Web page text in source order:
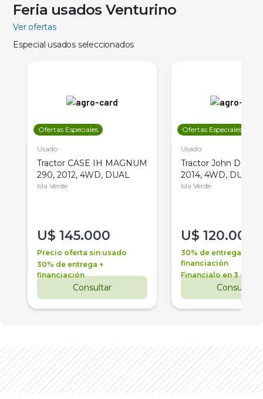
Feria usados Venturino
Ver ofertas
Especial usados seleccionados
Ofertas Especiales
Usado
Tractor CASE IH MAGNUM
290, 2012, 4WD, DUAL
Isla Verde
U$ 145.000
Precio oferta sin usado
30% de entrega +
financiación
Consultar
Ofertas Especiales
Usado
Tractor John Deere
2014, 4WD, DUAL
Isla Verde
U$ 120.000
30% de entrega +
financiación
Financialo en 3 años
Consultar